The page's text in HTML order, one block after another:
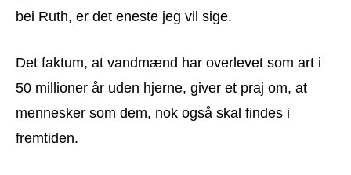
bei Ruth, er det eneste jeg vil sige.
Det faktum, at vandmænd har overlevet som art i
50 millioner år uden hjerne, giver et praj om, at
mennesker som dem, nok også skal findes i
fremtiden.